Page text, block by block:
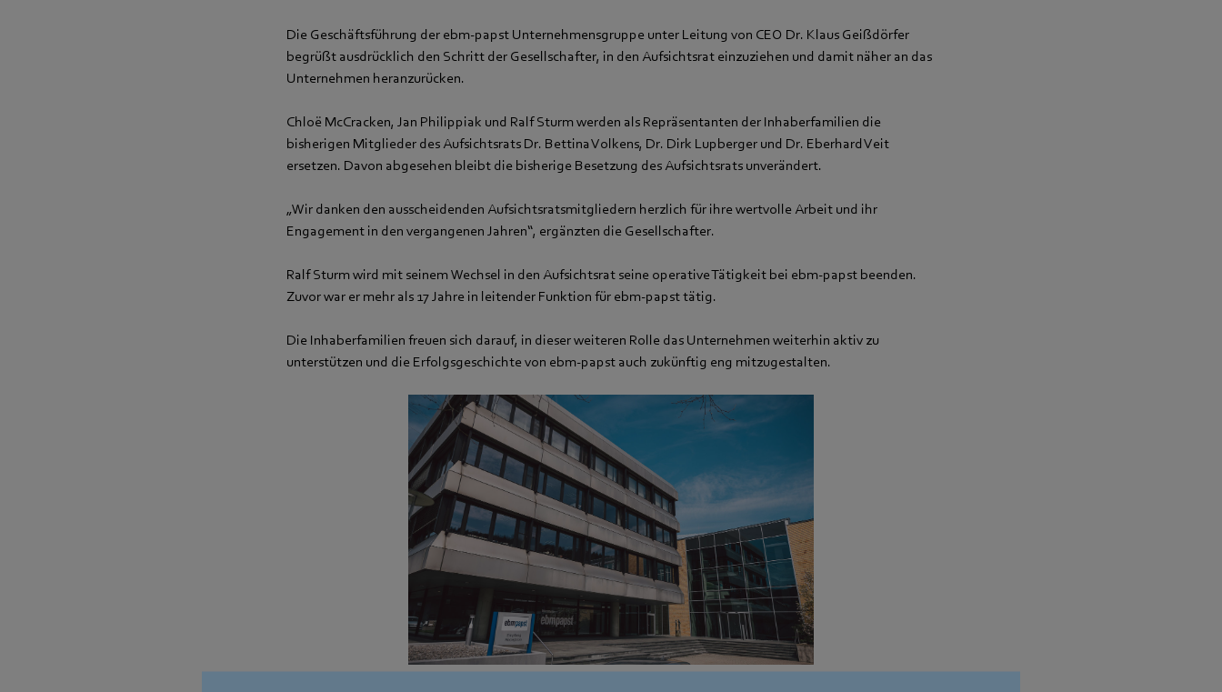
Die Geschäftsführung der ebm‑papst Unternehmensgruppe unter Leitung von CEO Dr. Klaus Geißdörfer
begrüßt ausdrücklich den Schritt der Gesellschafter, in den Aufsichtsrat einzuziehen und damit näher an das
Unternehmen heranzurücken.
Chloë McCracken, Jan Philippiak und Ralf Sturm werden als Repräsentanten der Inhaberfamilien die
bisherigen Mitglieder des Aufsichtsrats Dr. Bettina Volkens, Dr. Dirk Lupberger und Dr. Eberhard Veit
ersetzen. Davon abgesehen bleibt die bisherige Besetzung des Aufsichtsrats unverändert.
„Wir danken den ausscheidenden Aufsichtsratsmitgliedern herzlich für ihre wertvolle Arbeit und ihr
Engagement in den vergangenen Jahren“, ergänzten die Gesellschafter.
Ralf Sturm wird mit seinem Wechsel in den Aufsichtsrat seine operative Tätigkeit bei ebm‑papst beenden.
Zuvor war er mehr als 17 Jahre in leitender Funktion für ebm‑papst tätig.
Die Inhaberfamilien freuen sich darauf, in dieser weiteren Rolle das Unternehmen weiterhin aktiv zu
unterstützen und die Erfolgsgeschichte von ebm‑papst auch zukünftig eng mitzugestalten.